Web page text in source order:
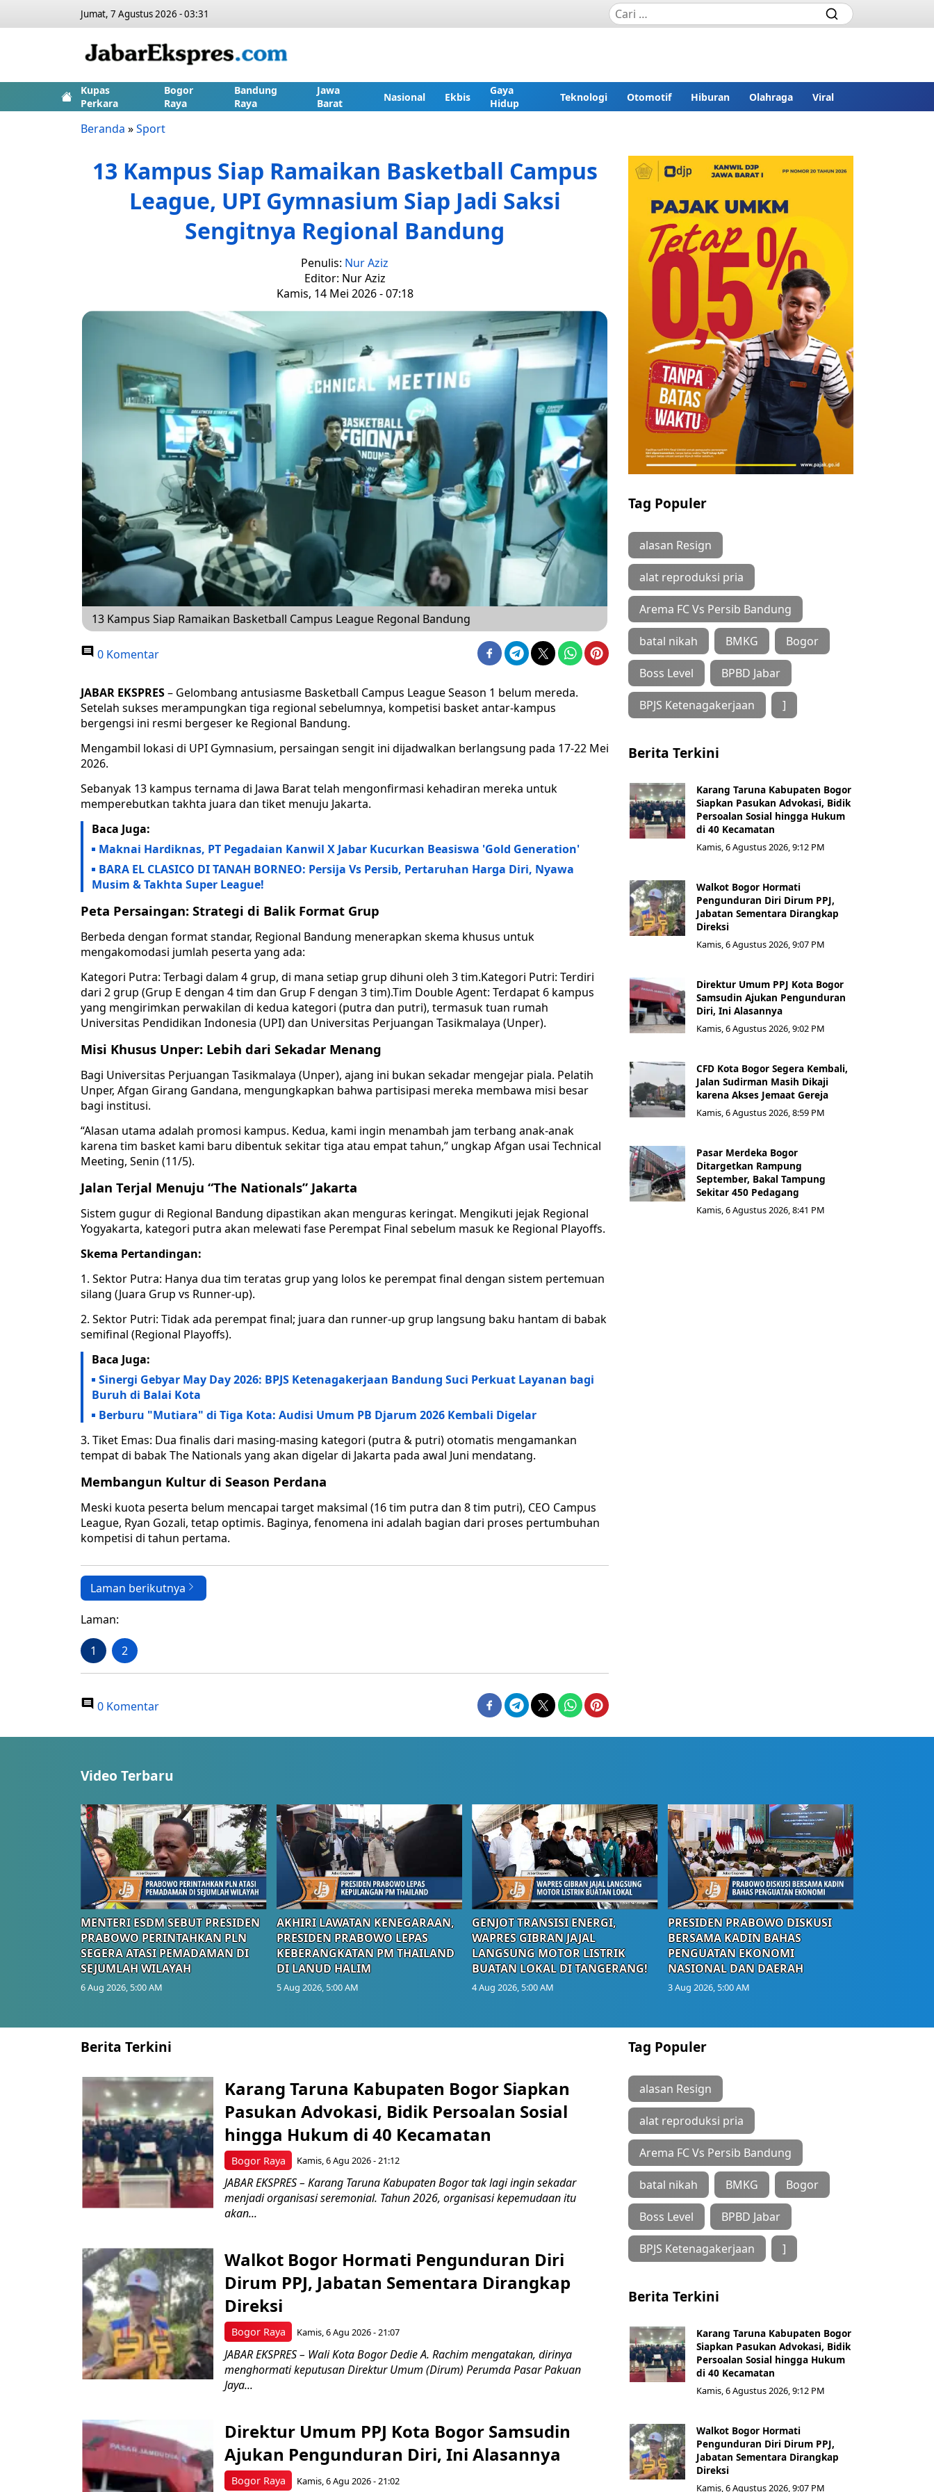
Jumat, 7 Agustus 2026 - 03:31
Kupas
Perkara
Bogor
Raya
Bandung
Raya
Jawa
Barat
Nasional Ekbis
Gaya
Hidup
Teknologi Otomotif Hiburan Olahraga Viral
Beranda »Sport
13 Kampus Siap Ramaikan Basketball Campus
League, UPI Gymnasium Siap Jadi Saksi
Sengitnya Regional Bandung
Penulis: Nur Aziz
Editor: Nur Aziz
Kamis, 14 Mei 2026 - 07:18
13 Kampus Siap Ramaikan Basketball Campus League Regonal Bandung
0 Komentar
JABAR EKSPRES– Gelombang antusiasme Basketball Campus League Season 1 belum mereda.
Setelah sukses merampungkan tiga regional sebelumnya, kompetisi basket antar-kampus
bergengsi ini resmi bergeser ke Regional Bandung.
Mengambil lokasi di UPI Gymnasium, persaingan sengit ini dijadwalkan berlangsung pada 17-22 Mei
2026.
Sebanyak 13 kampus ternama di Jawa Barat telah mengonfirmasi kehadiran mereka untuk
memperebutkan takhta juara dan tiket menuju Jakarta.
Baca Juga:
Maknai Hardiknas, PT Pegadaian Kanwil X Jabar Kucurkan Beasiswa 'Gold Generation'
BARA EL CLASICO DI TANAH BORNEO: Persija Vs Persib, Pertaruhan Harga Diri, Nyawa
Musim & Takhta Super League!
Peta Persaingan: Strategi di Balik Format Grup
Berbeda dengan format standar, Regional Bandung menerapkan skema khusus untuk
mengakomodasi jumlah peserta yang ada:
Kategori Putra: Terbagi dalam 4 grup, di mana setiap grup dihuni oleh 3 tim.Kategori Putri: Terdiri
dari 2 grup (Grup E dengan 4 tim dan Grup F dengan 3 tim).Tim Double Agent: Terdapat 6 kampus
yang mengirimkan perwakilan di kedua kategori (putra dan putri), termasuk tuan rumah
Universitas Pendidikan Indonesia (UPI) dan Universitas Perjuangan Tasikmalaya (Unper).
Misi Khusus Unper: Lebih dari Sekadar Menang
Bagi Universitas Perjuangan Tasikmalaya (Unper), ajang ini bukan sekadar mengejar piala. Pelatih
Unper, Afgan Girang Gandana, mengungkapkan bahwa partisipasi mereka membawa misi besar
bagi institusi.
“Alasan utama adalah promosi kampus. Kedua, kami ingin menambah jam terbang anak-anak
karena tim basket kami baru dibentuk sekitar tiga atau empat tahun,” ungkap Afgan usai Technical
Meeting, Senin (11/5).
Jalan Terjal Menuju “The Nationals” Jakarta
Sistem gugur di Regional Bandung dipastikan akan menguras keringat. Mengikuti jejak Regional
Yogyakarta, kategori putra akan melewati fase Perempat Final sebelum masuk ke Regional Playoffs.
Skema Pertandingan:
1. Sektor Putra: Hanya dua tim teratas grup yang lolos ke perempat final dengan sistem pertemuan
silang (Juara Grup vs Runner-up).
2. Sektor Putri: Tidak ada perempat final; juara dan runner-up grup langsung baku hantam di babak
semifinal (Regional Playoffs).
Baca Juga:
Sinergi Gebyar May Day 2026: BPJS Ketenagakerjaan Bandung Suci Perkuat Layanan bagi
Buruh di Balai Kota
Berburu "Mutiara" di Tiga Kota: Audisi Umum PB Djarum 2026 Kembali Digelar
3. Tiket Emas: Dua finalis dari masing-masing kategori (putra & putri) otomatis mengamankan
tempat di babak The Nationals yang akan digelar di Jakarta pada awal Juni mendatang.
Membangun Kultur di Season Perdana
Meski kuota peserta belum mencapai target maksimal (16 tim putra dan 8 tim putri), CEO Campus
League, Ryan Gozali, tetap optimis. Baginya, fenomena ini adalah bagian dari proses pertumbuhan
kompetisi di tahun pertama.
Laman berikutnya
Laman:
1 2
0 Komentar
Tag Populer
alasan Resign
alat reproduksi pria
Arema FC Vs Persib Bandung
batal nikah BMKG Bogor
Boss Level BPBD Jabar
BPJS Ketenagakerjaan ]
Berita Terkini
Karang Taruna Kabupaten Bogor
Siapkan Pasukan Advokasi, Bidik
Persoalan Sosial hingga Hukum
di 40 Kecamatan
Kamis, 6 Agustus 2026, 9:12 PM
Walkot Bogor Hormati
Pengunduran Diri Dirum PPJ,
Jabatan Sementara Dirangkap
Direksi
Kamis, 6 Agustus 2026, 9:07 PM
Direktur Umum PPJ Kota Bogor
Samsudin Ajukan Pengunduran
Diri, Ini Alasannya
Kamis, 6 Agustus 2026, 9:02 PM
CFD Kota Bogor Segera Kembali,
Jalan Sudirman Masih Dikaji
karena Akses Jemaat Gereja
Kamis, 6 Agustus 2026, 8:59 PM
Pasar Merdeka Bogor
Ditargetkan Rampung
September, Bakal Tampung
Sekitar 450 Pedagang
Kamis, 6 Agustus 2026, 8:41 PM
Video Terbaru
MENTERI ESDM SEBUT PRESIDEN
PRABOWO PERINTAHKAN PLN
SEGERA ATASI PEMADAMAN DI
SEJUMLAH WILAYAH
6 Aug 2026, 5:00 AM
AKHIRI LAWATAN KENEGARAAN,
PRESIDEN PRABOWO LEPAS
KEBERANGKATAN PM THAILAND
DI LANUD HALIM
5 Aug 2026, 5:00 AM
GENJOT TRANSISI ENERGI,
WAPRES GIBRAN JAJAL
LANGSUNG MOTOR LISTRIK
BUATAN LOKAL DI TANGERANG!
4 Aug 2026, 5:00 AM
PRESIDEN PRABOWO DISKUSI
BERSAMA KADIN BAHAS
PENGUATAN EKONOMI
NASIONAL DAN DAERAH
3 Aug 2026, 5:00 AM
Berita Terkini
Bogor Raya
Karang Taruna Kabupaten Bogor Siapkan
Pasukan Advokasi, Bidik Persoalan Sosial
hingga Hukum di 40 Kecamatan
Kamis, 6 Agu 2026 - 21:12
JABAR EKSPRES – Karang Taruna Kabupaten Bogor tak lagi ingin sekadar
menjadi organisasi seremonial. Tahun 2026, organisasi kepemudaan itu
akan...
Bogor Raya
Walkot Bogor Hormati Pengunduran Diri
Dirum PPJ, Jabatan Sementara Dirangkap
Direksi
Kamis, 6 Agu 2026 - 21:07
JABAR EKSPRES – Wali Kota Bogor Dedie A. Rachim mengatakan, dirinya
menghormati keputusan Direktur Umum (Dirum) Perumda Pasar Pakuan
Jaya...
Bogor Raya
Direktur Umum PPJ Kota Bogor Samsudin
Ajukan Pengunduran Diri, Ini Alasannya
Kamis, 6 Agu 2026 - 21:02
Tag Populer
alasan Resign
alat reproduksi pria
Arema FC Vs Persib Bandung
batal nikah BMKG Bogor
Boss Level BPBD Jabar
BPJS Ketenagakerjaan ]
Berita Terkini
Karang Taruna Kabupaten Bogor
Siapkan Pasukan Advokasi, Bidik
Persoalan Sosial hingga Hukum
di 40 Kecamatan
Kamis, 6 Agustus 2026, 9:12 PM
Walkot Bogor Hormati
Pengunduran Diri Dirum PPJ,
Jabatan Sementara Dirangkap
Direksi
Kamis, 6 Agustus 2026, 9:07 PM